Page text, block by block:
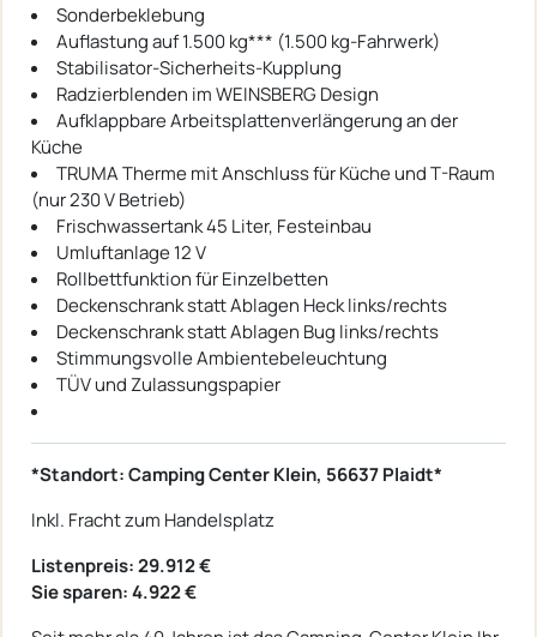
Sonderbeklebung
Auflastung auf 1.500 kg*** (1.500 kg-Fahrwerk)
Stabilisator-Sicherheits-Kupplung
Radzierblenden im WEINSBERG Design
Aufklappbare Arbeitsplattenverlängerung an der
Küche
TRUMA Therme mit Anschluss für Küche und T-Raum
(nur 230 V Betrieb)
Frischwassertank 45 Liter, Festeinbau
Umluftanlage 12 V
Rollbettfunktion für Einzelbetten
Deckenschrank statt Ablagen Heck links/rechts
Deckenschrank statt Ablagen Bug links/rechts
Stimmungsvolle Ambientebeleuchtung
TÜV und Zulassungspapier
*Standort: Camping Center Klein, 56637 Plaidt*
Inkl. Fracht zum Handelsplatz
Listenpreis: 29.912 €
Sie sparen: 4.922 €